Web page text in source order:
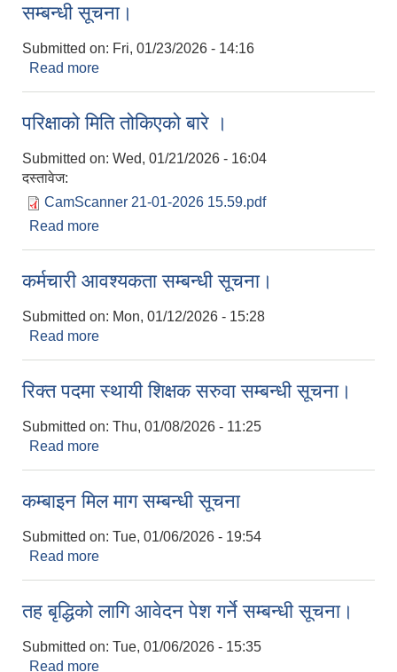
सम्बन्धी सूचना।
Submitted on: Fri, 01/23/2026 - 14:16
Read more
परिक्षाको मिति तोकिएको बारे ।
Submitted on: Wed, 01/21/2026 - 16:04
दस्तावेज:
CamScanner 21-01-2026 15.59.pdf
Read more
कर्मचारी आवश्यकता सम्बन्धी सूचना।
Submitted on: Mon, 01/12/2026 - 15:28
Read more
रिक्त पदमा स्थायी शिक्षक सरुवा सम्बन्धी सूचना।
Submitted on: Thu, 01/08/2026 - 11:25
Read more
कम्बाइन मिल माग सम्बन्धी सूचना
Submitted on: Tue, 01/06/2026 - 19:54
Read more
तह बृद्धिको लागि आवेदन पेश गर्ने सम्बन्धी सूचना।
Submitted on: Tue, 01/06/2026 - 15:35
Read more